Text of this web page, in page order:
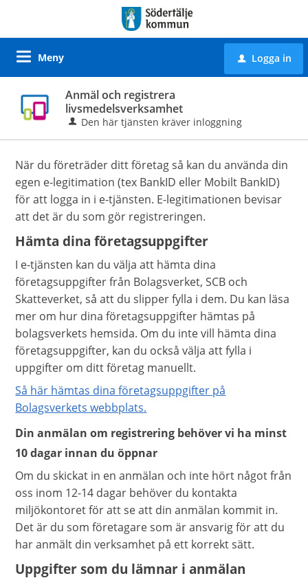
Meny u Logga in
Anmäl och registrera
livsmedelsverksamhet
Den här tjänsten kräver inloggning
När du företräder ditt företag så kan du använda din
egen e-legitimation (tex BankID eller Mobilt BankID)
för att logga in i e-tjänsten. E-legitimationen bevisar
att det är du som gör registreringen.
Hämta dina företagsuppgifter
I e-tjänsten kan du välja att hämta dina
företagsuppgifter från Bolagsverket, SCB och
Skatteverket, så att du slipper fylla i dem. Du kan läsa
mer om hur dina företagsuppgifter hämtas på
bolagsverkets hemsida. Om du inte vill hämta dina
företagsuppgifter, kan du också välja att fylla i
uppgifter om ditt företag manuellt.
Så här hämtas dina företagsuppgifter på
Bolagsverkets webbplats.
Din anmälan om registrering behöver vi ha minst
10 dagar innan du öppnar
Om du skickat in en anmälan och inte hört något från
oss inom 12-14 dagar behöver du kontakta
miljökontoret för att se att din anmälan kommit in.
Det är du som företagare som är ansvarig för att du
har anmält din verksamhet på ett korrekt sätt.
Uppgifter som du lämnar i anmälan